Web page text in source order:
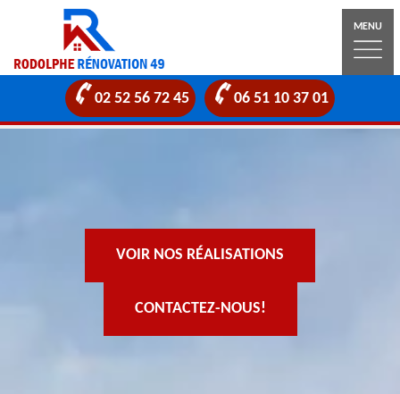
MENU
02 52 56 72 45 06 51 10 37 01
VOIR NOS RÉALISATIONS
CONTACTEZ-NOUS!